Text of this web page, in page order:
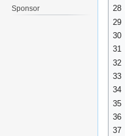
28
29
30
31
32
33
34
35
36
37
Sponsor